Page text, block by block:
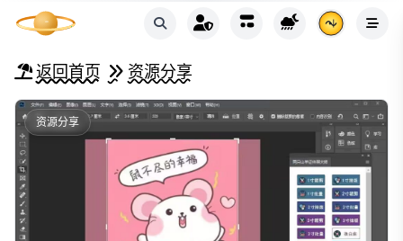
返回首页 资源分享
资源分享